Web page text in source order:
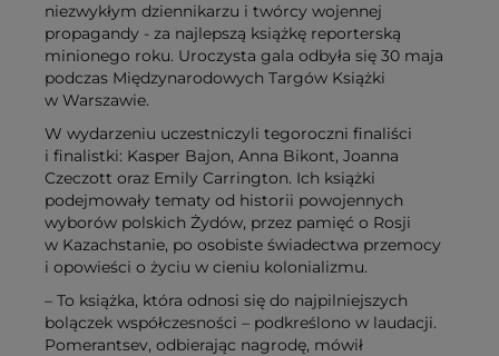
niezwykłym dziennikarzu i twórcy wojennej
propagandy - za najlepszą książkę reporterską
minionego roku. Uroczysta gala odbyła się 30 maja
podczas Międzynarodowych Targów Książki
w Warszawie.
W wydarzeniu uczestniczyli tegoroczni finaliści
i finalistki: Kasper Bajon, Anna Bikont, Joanna
Czeczott oraz Emily Carrington. Ich książki
podejmowały tematy od historii powojennych
wyborów polskich Żydów, przez pamięć o Rosji
w Kazachstanie, po osobiste świadectwa przemocy
i opowieści o życiu w cieniu kolonializmu.
– To książka, która odnosi się do najpilniejszych
bolączek współczesności – podkreślono w laudacji.
Pomerantsev, odbierając nagrodę, mówił